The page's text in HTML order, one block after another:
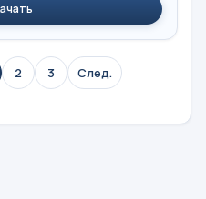
2 3 След.